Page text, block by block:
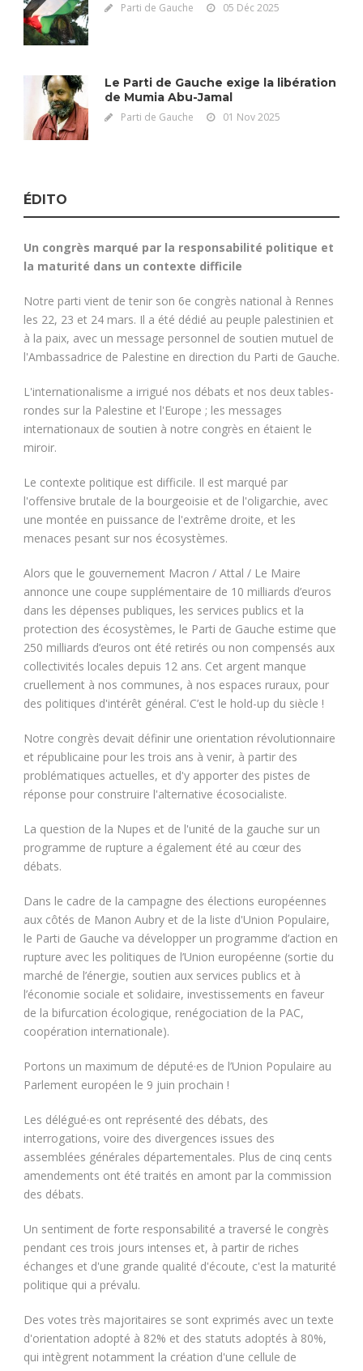
Parti de Gauche 05 Déc 2025
Le Parti de Gauche exige la libération
de Mumia Abu-Jamal
Parti de Gauche 01 Nov 2025
ÉDITO
Un congrès marqué par la responsabilité politique et
la maturité dans un contexte difficile
Notre parti vient de tenir son 6e congrès national à Rennes
les 22, 23 et 24 mars. Il a été dédié au peuple palestinien et
à la paix, avec un message personnel de soutien mutuel de
l'Ambassadrice de Palestine en direction du Parti de Gauche.
L'internationalisme a irrigué nos débats et nos deux tables-
rondes sur la Palestine et l'Europe ; les messages
internationaux de soutien à notre congrès en étaient le
miroir.
Le contexte politique est difficile. Il est marqué par
l'offensive brutale de la bourgeoisie et de l'oligarchie, avec
une montée en puissance de l'extrême droite, et les
menaces pesant sur nos écosystèmes.
Alors que le gouvernement Macron / Attal / Le Maire
annonce une coupe supplémentaire de 10 milliards d’euros
dans les dépenses publiques, les services publics et la
protection des écosystèmes, le Parti de Gauche estime que
250 milliards d’euros ont été retirés ou non compensés aux
collectivités locales depuis 12 ans. Cet argent manque
cruellement à nos communes, à nos espaces ruraux, pour
des politiques d'intérêt général. C’est le hold-up du siècle !
Notre congrès devait définir une orientation révolutionnaire
et républicaine pour les trois ans à venir, à partir des
problématiques actuelles, et d'y apporter des pistes de
réponse pour construire l'alternative écosocialiste.
La question de la Nupes et de l'unité de la gauche sur un
programme de rupture a également été au cœur des
débats.
Dans le cadre de la campagne des élections européennes
aux côtés de Manon Aubry et de la liste d'Union Populaire,
le Parti de Gauche va développer un programme d’action en
rupture avec les politiques de l’Union européenne (sortie du
marché de l’énergie, soutien aux services publics et à
l’économie sociale et solidaire, investissements en faveur
de la bifurcation écologique, renégociation de la PAC,
coopération internationale).
Portons un maximum de député·es de l’Union Populaire au
Parlement européen le 9 juin prochain !
Les délégué·es ont représenté des débats, des
interrogations, voire des divergences issues des
assemblées générales départementales. Plus de cinq cents
amendements ont été traités en amont par la commission
des débats.
Un sentiment de forte responsabilité a traversé le congrès
pendant ces trois jours intenses et, à partir de riches
échanges et d'une grande qualité d'écoute, c'est la maturité
politique qui a prévalu.
Des votes très majoritaires se sont exprimés avec un texte
d'orientation adopté à 82% et des statuts adoptés à 80%,
qui intègrent notamment la création d'une cellule de